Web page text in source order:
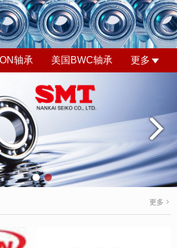
轴承 美国BWC轴承 更多
更多